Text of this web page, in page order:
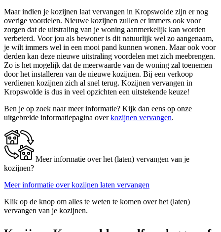
Maar indien je kozijnen laat vervangen in Kropswolde zijn er nog
overige voordelen. Nieuwe kozijnen zullen er immers ook voor
zorgen dat de uitstraling van je woning aanmerkelijk kan worden
verbeterd. Voor jou als bewoner is dit natuurlijk wel zo aangenaam,
je wilt immers wel in een mooi pand kunnen wonen. Maar ook voor
derden kan deze nieuwe uitstraling voordelen met zich meebrengen.
Zo is het mogelijk dat de meerwaarde van de woning zal toenemen
door het installeren van de nieuwe kozijnen. Bij een verkoop
verdienen kozijnen zich al snel terug. Kozijnen vervangen in
Kropswolde is dus in veel opzichten een uitstekende keuze!
Ben je op zoek naar meer informatie? Kijk dan eens op onze
uitgebreide informatiepagina overkozijnen vervangen.
Meer informatie over het (laten) vervangen van je
kozijnen?
Meer informatie over kozijnen laten vervangen
Klik op de knop om alles te weten te komen over het (laten)
vervangen van je kozijnen.